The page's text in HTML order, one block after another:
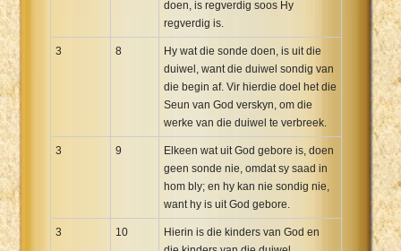
doen, is regverdig soos Hy
regverdig is.
3 8
Hy wat die sonde doen, is uit die
duiwel, want die duiwel sondig van
die begin af. Vir hierdie doel het die
Seun van God verskyn, om die
werke van die duiwel te verbreek.
3 9
Elkeen wat uit God gebore is, doen
geen sonde nie, omdat sy saad in
hom bly; en hy kan nie sondig nie,
want hy is uit God gebore.
3 10
Hierin is die kinders van God en